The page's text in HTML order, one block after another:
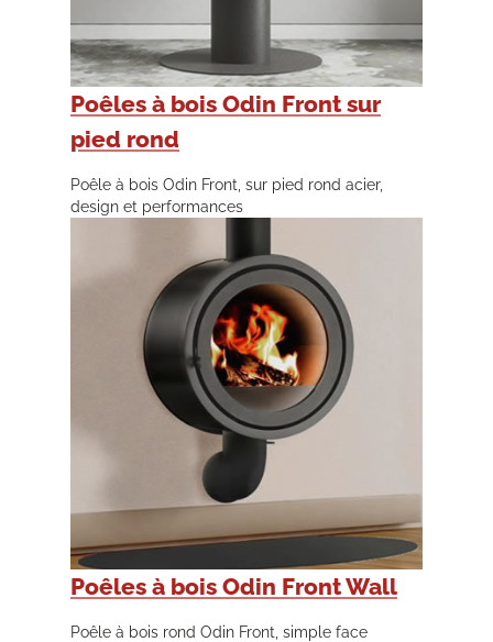
Poêles à bois Odin Front sur
pied rond
Poêle à bois Odin Front, sur pied rond acier,
design et performances
Poêles à bois Odin Front Wall
Poêle à bois rond Odin Front, simple face